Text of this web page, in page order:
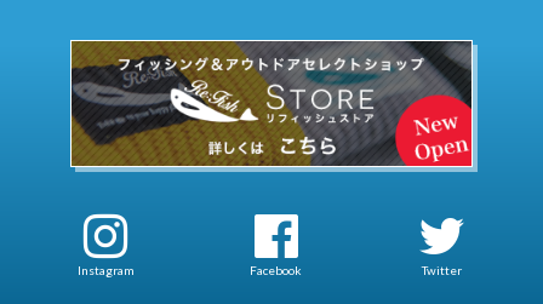
Instagram Facebook Twitter